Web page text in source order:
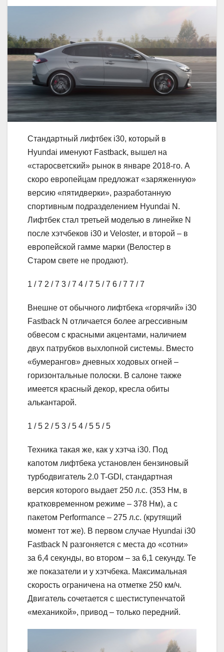
Стандартный лифтбек i30, который в
Hyundai именуют Fastback, вышел на
«старосветский» рынок в январе 2018-го. А
скоро европейцам предложат «заряженную»
версию «пятидверки», разработанную
спортивным подразделением Hyundai N.
Лифтбек стал третьей моделью в линейке N
после хэтчбеков i30 и Veloster, и второй – в
европейской гамме марки (Велостер в
Старом свете не продают).
1 / 7 2 / 7 3 / 7 4 / 7 5 / 7 6 / 7 7 / 7
Внешне от обычного лифтбека «горячий» i30
Fastback N отличается более агрессивным
обвесом с красными акцентами, наличием
двух патрубков выхлопной системы. Вместо
«бумерангов» дневных ходовых огней –
горизонтальные полоски. В салоне также
имеется красный декор, кресла обиты
алькантарой.
1 / 5 2 / 5 3 / 5 4 / 5 5 / 5
Техника такая же, как у хэтча i30. Под
капотом лифтбека установлен бензиновый
турбодвигатель 2.0 T-GDI, стандартная
версия которого выдает 250 л.с. (353 Нм, в
кратковременном режиме – 378 Нм), а с
пакетом Performance – 275 л.с. (крутящий
момент тот же). В первом случае Hyundai i30
Fastback N разгоняется с места до «сотни»
за 6,4 секунды, во втором – за 6,1 секунду. Те
же показатели и у хэтчбека. Максимальная
скорость ограничена на отметке 250 км/ч.
Двигатель сочетается с шестиступенчатой
«механикой», привод – только передний.